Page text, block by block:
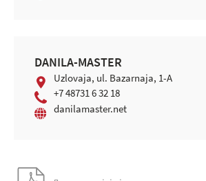
DANILA-MASTER
Uzlovaja, ul. Bazarnaja, 1-A
+7 48731 6 32 18
danilamaster.net